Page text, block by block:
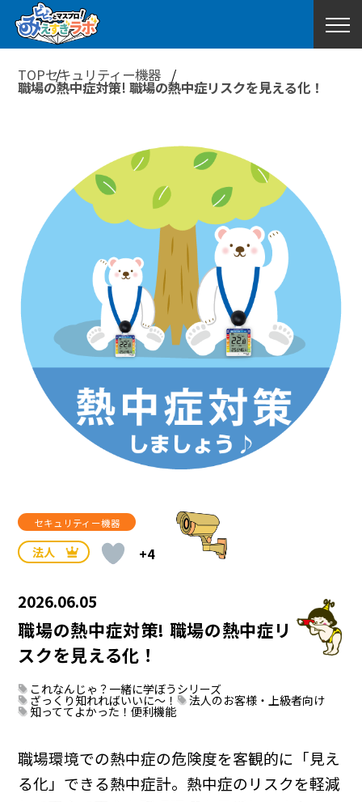
TOPセキュリティー機器
職場の熱中症対策! 職場の熱中症リスクを見える化！
セキュリティー機器
法人 +4
2026.06.05
職場の熱中症対策! 職場の熱中症リ
スクを見える化！
これなんじゃ？一緒に学ぼうシリーズ
ざっくり知れればいいに～！ 法人のお客様・上級者向け
知っててよかった！便利機能
職場環境での熱中症の危険度を客観的に「見え
る化」できる熱中症計。熱中症のリスクを軽減